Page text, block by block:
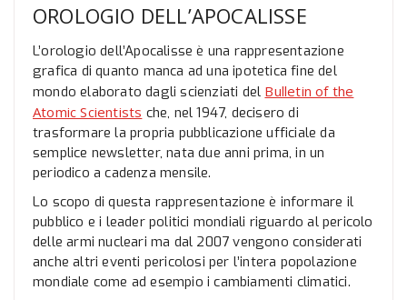
OROLOGIO DELL’APOCALISSE
L’orologio dell’Apocalisse è una rappresentazione
grafica di quanto manca ad una ipotetica fine del
mondo elaborato dagli scienziati del Bulletin of the
Atomic Scientists che, nel 1947, decisero di
trasformare la propria pubblicazione ufficiale da
semplice newsletter, nata due anni prima, in un
periodico a cadenza mensile.
Lo scopo di questa rappresentazione è informare il
pubblico e i leader politici mondiali riguardo al pericolo
delle armi nucleari ma dal 2007 vengono considerati
anche altri eventi pericolosi per l’intera popolazione
mondiale come ad esempio i cambiamenti climatici.